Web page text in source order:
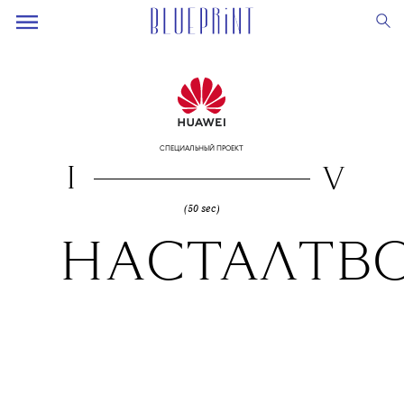
СПЕЦИАЛЬНЫЙ ПРОЕКТ
I V
(50 sec)
НАСТАЛ